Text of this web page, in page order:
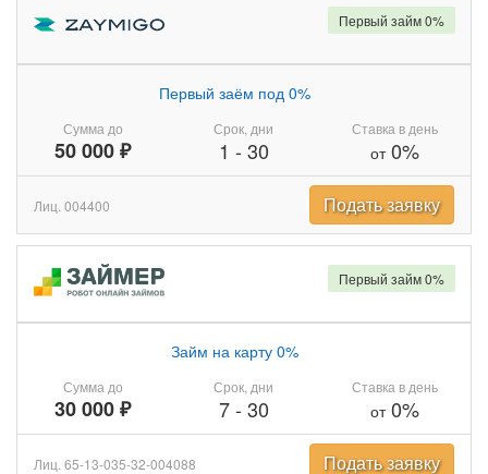
Сумма до
50 000 ₽
Первый заём под 0%
Срок, дни
1 - 30
Ставка в день
от0%
Первый займ 0%
Лиц. 004400 Подать заявку
Сумма до
30 000 ₽
Займ на карту 0%
Срок, дни
7- 30
Ставка в день
от0%
Первый займ 0%
Лиц. 65-13-035-32-004088 Подать заявку